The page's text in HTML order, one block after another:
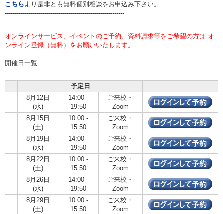
こちらより是非とも無料個別相談をお申込み下さい。
------------------------------------------------------------
オンラインサービス、イベントのご予約、資料請求等をご希望の方は オ
ンライン登録（無料）をお願いいたします。
開催日一覧:
予定日
8月12日
(水)
14:00 -
19:50
ご来校・
Zoom
8月15日
(土)
10:00 -
15:50
ご来校・
Zoom
8月19日
(水)
14:00 -
19:50
ご来校・
Zoom
8月22日
(土)
10:00 -
15:50
ご来校・
Zoom
8月26日
(水)
14:00 -
19:50
ご来校・
Zoom
8月29日
(土)
10:00 -
15:50
ご来校・
Zoom